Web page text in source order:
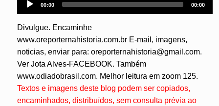
Player
00:00 00:00
Divulgue. Encaminhe
www.oreporternahistoria.com.br E-mail, imagens,
noticias, enviar para: oreporternahistoria@gmail.com.
Ver Jota Alves-FACEBOOK. Também
www.odiadobrasil.com. Melhor leitura em zoom 125.
Textos e imagens deste blog podem ser copiados,
encaminhados, distribuídos, sem consulta prévia ao